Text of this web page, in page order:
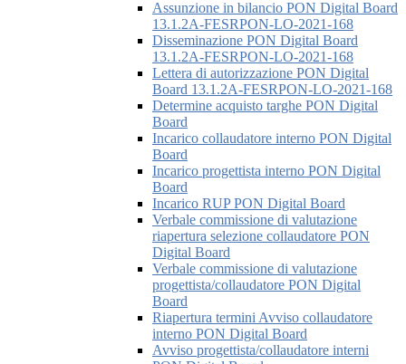
Assunzione in bilancio PON Digital Board
13.1.2A-FESRPON-LO-2021-168
Disseminazione PON Digital Board
13.1.2A-FESRPON-LO-2021-168
Lettera di autorizzazione PON Digital
Board 13.1.2A-FESRPON-LO-2021-168
Determine acquisto targhe PON Digital
Board
Incarico collaudatore interno PON Digital
Board
Incarico progettista interno PON Digital
Board
Incarico RUP PON Digital Board
Verbale commissione di valutazione
riapertura selezione collaudatore PON
Digital Board
Verbale commissione di valutazione
progettista/collaudatore PON Digital
Board
Riapertura termini Avviso collaudatore
interno PON Digital Board
Avviso progettista/collaudatore interni